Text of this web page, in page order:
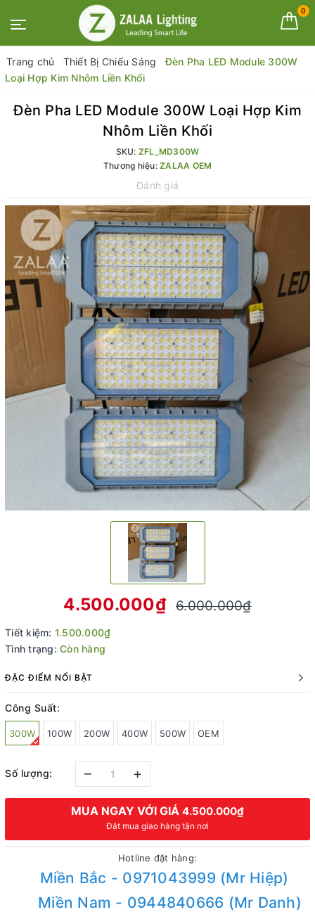
0
Trang chủ Thiết Bị Chiếu Sáng
Đèn Pha LED Module 300W
Loại Hợp Kim Nhôm Liền Khối
Đèn Pha LED Module 300W Loại Hợp Kim
Nhôm Liền Khối
SKU: ZFL_MD300W
Thương hiệu: ZALAA OEM
Đánh giá
4.500.000₫ 6.000.000₫
Tiết kiệm: 1.500.000₫
Tình trạng: Còn hàng
ĐẶC ĐIỂM NỔI BẬT
Công Suất:
300W 100W 200W 400W 500W OEM
Số lượng: – +
MUA NGAY VỚI GIÁ 4.500.000₫
Đặt mua giao hàng tận nơi
Hotline đặt hàng:
Miền Bắc - 0971043999 (Mr Hiệp)
Miền Nam - 0944840666 (Mr Danh)